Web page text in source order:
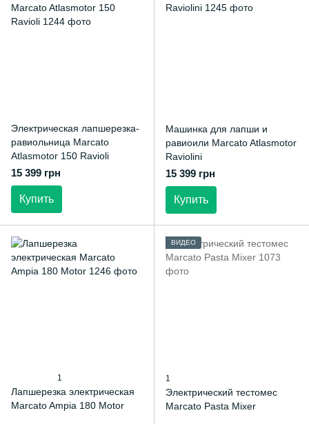
Электрическая лапшерезка-
равиольница Marcato
Atlasmotor 150 Ravioli
15 399 грн
Купить
Машинка для лапши и
равиоили Marcato Atlasmotor
Raviolini
15 399 грн
Купить
1
Лапшерезка электрическая
Marcato Ampia 180 Motor
ВИДЕО
1
Электрический тестомес
Marcato Pasta Mixer